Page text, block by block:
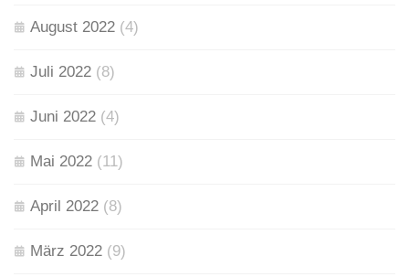
August 2022 (4)
Juli 2022 (8)
Juni 2022 (4)
Mai 2022 (11)
April 2022 (8)
März 2022 (9)